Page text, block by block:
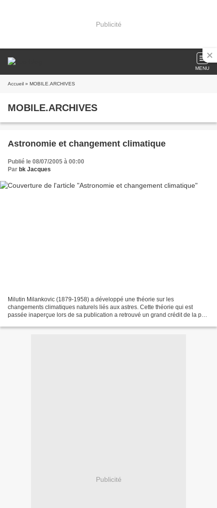
Publicité
MENU
Accueil » MOBILE.ARCHIVES
MOBILE.ARCHIVES
Astronomie et changement climatique
Publié le 08/07/2005 à 00:00
Par bk Jacques
Milutin Milankovic (1879-1958) a développé une théorie sur les
changements climatiques naturels liés aux astres. Cette théorie qui est
passée inaperçue lors de sa publication a retrouvé un grand crédit de la part
Publicité